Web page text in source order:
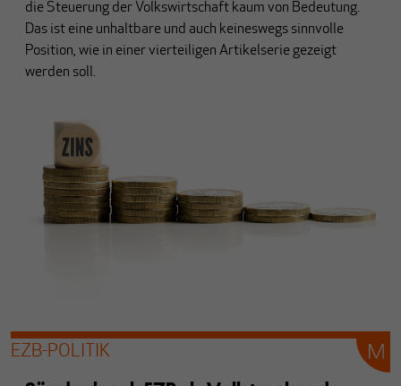
die Steuerung der Volkswirtschaft kaum von Bedeutung.
Das ist eine unhaltbare und auch keineswegs sinnvolle
Position, wie in einer vierteiligen Artikelserie gezeigt
werden soll.
EZB-POLITIK